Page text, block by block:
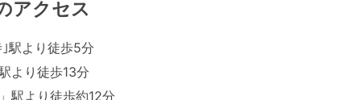
アクセス
｣駅より徒歩5分
より徒歩13分
駅より徒歩約12分